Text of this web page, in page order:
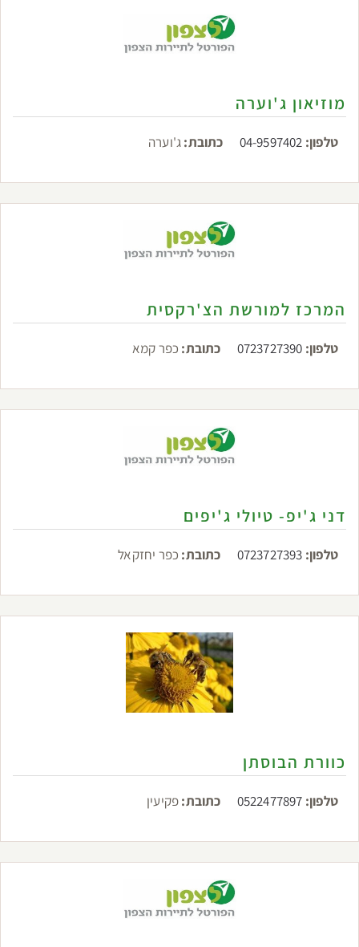
מוזיאון ג'וערה
טלפון: 04-9597402 כתובת:ג'וערה
המרכז למורשת הצ'רקסית
טלפון: 0723727390 כתובת: כפר קמא
דני ג'יפ- טיולי ג'יפים
טלפון: 0723727393 כתובת: כפר יחזקאל
כוורת הבוסתן
טלפון: 0522477897 כתובת:פקיעין